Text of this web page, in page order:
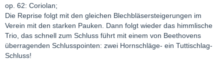
op. 62: Coriolan;
Die Reprise folgt mit den gleichen Blechbläsersteigerungen im
Verein mit den starken Pauken. Dann folgt wieder das himmlische
Trio, das schnell zum Schluss führt mit einem von Beethovens
überragenden Schlusspointen: zwei Hornschläge- ein Tuttischlag-
Schluss!